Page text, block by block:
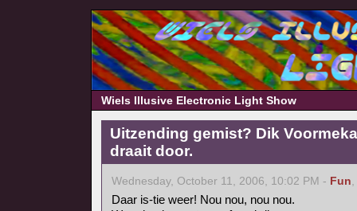
Wiels Illusive Electronic Light Show
Uitzending gemist? Dik
draait door.
Wednesday, October 11, 2006, 10:02 PM - Fun,
Daar is-tie weer! Nou nou, nou nou.